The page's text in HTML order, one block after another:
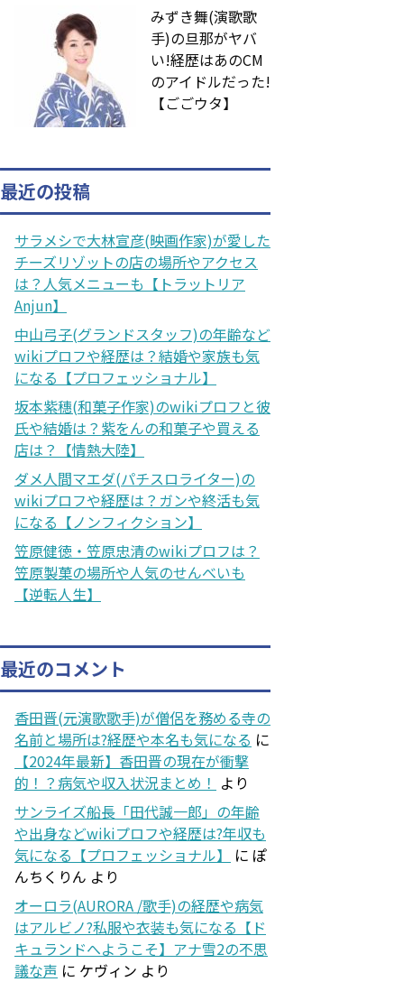
みずき舞(演歌歌
手)の旦那がヤバ
い!経歴はあのCM
のアイドルだった!
【ごごウタ】
最近の投稿
サラメシで大林宣彦(映画作家)が愛した
チーズリゾットの店の場所やアクセス
は？人気メニューも【トラットリア
Anjun】
中山弓子(グランドスタッフ)の年齢など
wikiプロフや経歴は？結婚や家族も気
になる【プロフェッショナル】
坂本紫穗(和菓子作家)のwikiプロフと彼
氏や結婚は？紫をんの和菓子や買える
店は？【情熱大陸】
ダメ人間マエダ(パチスロライター)の
wikiプロフや経歴は？ガンや終活も気
になる【ノンフィクション】
笠原健徳・笠原忠清のwikiプロフは？
笠原製菓の場所や人気のせんべいも
【逆転人生】
最近のコメント
香田晋(元演歌歌手)が僧侶を務める寺の
名前と場所は?経歴や本名も気になる に
【2024年最新】香田晋の現在が衝撃
的！？病気や収入状況まとめ！ より
サンライズ船長「田代誠一郎」の年齢
や出身などwikiプロフや経歴は?年収も
気になる【プロフェッショナル】
に ぽ
んちくりん より
オーロラ(AURORA /歌手)の経歴や病気
はアルビノ?私服や衣装も気になる【ド
キュランドへようこそ】アナ雪2の不思
議な声 に ケヴィン より